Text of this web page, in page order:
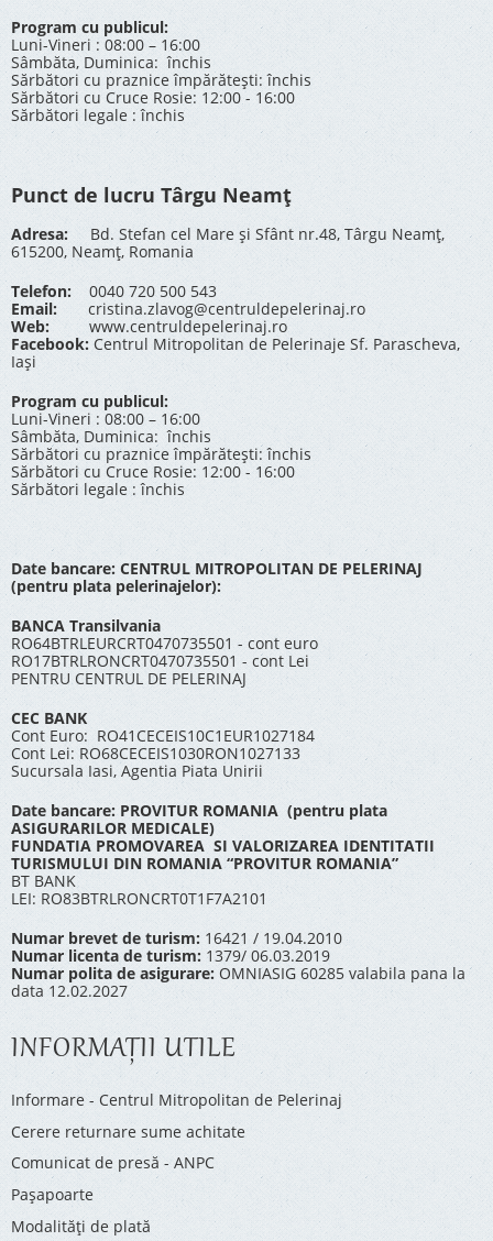
Program cu publicul:
Luni-Vineri : 08:00 – 16:00
Sâmbăta, Duminica: închis
Sărbători cu praznice împărătești: închis
Sărbători cu Cruce Rosie: 12:00 - 16:00
Sărbători legale : închis
Punct de lucru Târgu Neamț
Adresa: Bd. Stefan cel Mare și Sfânt nr.48, Târgu Neamț,
615200, Neamț, Romania
Telefon: 0040 720 500 543
Email:
cristina.zlavog@centruldepelerinaj.ro
Web:
www.centruldepelerinaj.ro
Facebook: Centrul Mitropolitan de Pelerinaje Sf. Parascheva,
Iași
Program cu publicul:
Luni-Vineri : 08:00 – 16:00
Sâmbăta, Duminica: închis
Sărbători cu praznice împărătești: închis
Sărbători cu Cruce Rosie: 12:00 - 16:00
Sărbători legale : închis
Date bancare: CENTRUL MITROPOLITAN DE PELERINAJ
(pentru plata pelerinajelor):
BANCA Transilvania
RO64BTRLEURCRT0470735501 - cont euro
RO17BTRLRONCRT0470735501 - cont Lei
PENTRU CENTRUL DE PELERINAJ
CEC BANK
Cont Euro: RO41CECEIS10C1EUR1027184
Cont Lei: RO68CECEIS1030RON1027133
Sucursala Iasi, Agentia Piata Unirii
Date bancare: PROVITUR ROMANIA (pentru plata
ASIGURARILOR MEDICALE)
FUNDATIA PROMOVAREA SI VALORIZAREA IDENTITATII
TURISMULUI DIN ROMANIA “PROVITUR ROMANIA”
BT BANK
LEI: RO83BTRLRONCRT0T1F7A2101
Numar brevet de turism: 16421 / 19.04.2010
Numar licenta de turism: 1379/ 06.03.2019
Numar polita de asigurare: OMNIASIG 60285 valabila pana la
data 12.02.2027
INFORMAŢII UTILE
Informare - Centrul Mitropolitan de Pelerinaj
Cerere returnare sume achitate
Comunicat de presă - ANPC
Pașapoarte
Modalități de plată